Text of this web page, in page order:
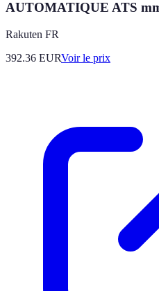
AUTOMATIQUE ATS
Rakuten FR
392.36 EURVoir le prix